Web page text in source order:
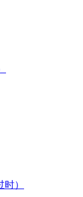
）